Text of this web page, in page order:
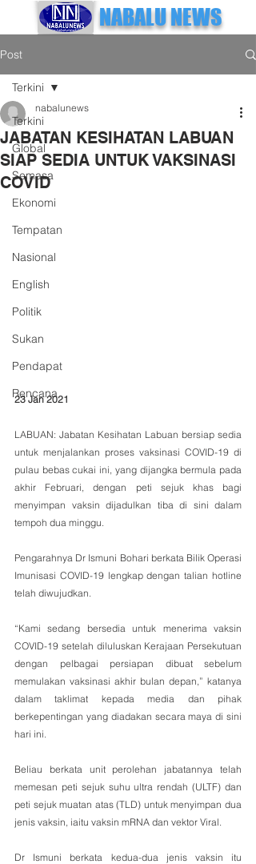
NABALU NEWS
Post
Terkini
Global
Semasa
Ekonomi
Tempatan
Nasional
English
Politik
Sukan
Pendapat
Rencana
Terkini
JABATAN KESIHATAN LABUAN
SIAP SEDIA UNTUK VAKSINASI
COVID
nabalunews
23 Jan 2021
LABUAN: Jabatan Kesihatan Labuan bersiap sedia
untuk menjalankan proses vaksinasi COVID-19 di
pulau bebas cukai ini, yang dijangka bermula pada
akhir Februari, dengan peti sejuk khas bagi
menyimpan vaksin dijadulkan tiba di sini dalam
tempoh dua minggu.
Pengarahnya Dr Ismuni Bohari berkata Bilik Operasi
Imunisasi COVID-19 lengkap dengan talian hotline
telah diwujudkan.
“Kami sedang bersedia untuk menerima vaksin
COVID-19 setelah diluluskan Kerajaan Persekutuan
dengan pelbagai persiapan dibuat sebelum
memulakan vaksinasi akhir bulan depan,” katanya
dalam taklimat kepada media dan pihak
berkepentingan yang diadakan secara maya di sini
hari ini.
Beliau berkata unit perolehan jabatannya telah
memesan peti sejuk suhu ultra rendah (ULTF) dan
peti sejuk muatan atas (TLD) untuk menyimpan dua
jenis vaksin, iaitu vaksin mRNA dan vektor Viral.
Dr Ismuni berkata kedua-dua jenis vaksin itu